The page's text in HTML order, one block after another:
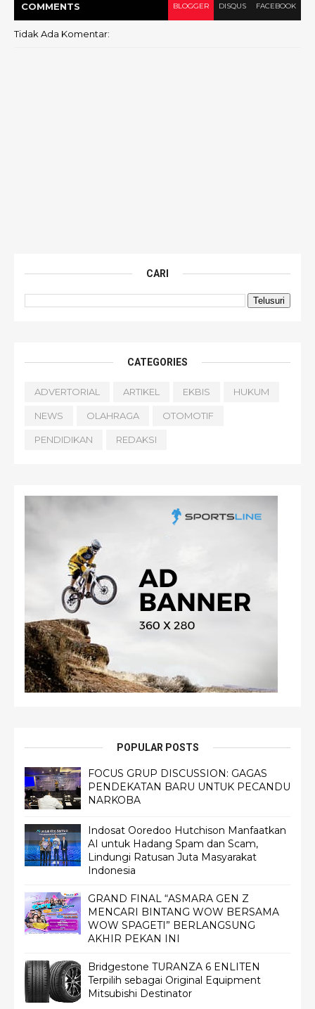
COMMENTS BLOGGER DISQUS FACEBOOK
Tidak Ada Komentar:
CARI
CATEGORIES
ADVERTORIAL ARTIKEL EKBIS HUKUM
NEWS OLAHRAGA OTOMOTIF
PENDIDIKAN REDAKSI
POPULAR POSTS
FOCUS GRUP DISCUSSION: GAGAS
PENDEKATAN BARU UNTUK PECANDU
NARKOBA
Indosat Ooredoo Hutchison Manfaatkan
AI untuk Hadang Spam dan Scam,
Lindungi Ratusan Juta Masyarakat
Indonesia
GRAND FINAL “ASMARA GEN Z
MENCARI BINTANG WOW BERSAMA
WOW SPAGETI” BERLANGSUNG
AKHIR PEKAN INI
Bridgestone TURANZA 6 ENLITEN
Terpilih sebagai Original Equipment
Mitsubishi Destinator